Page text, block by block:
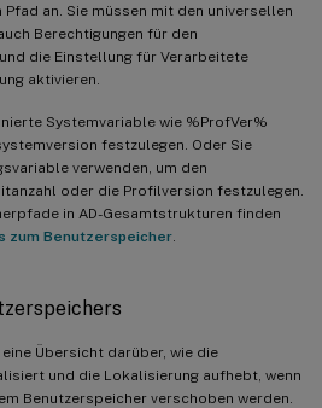
Pfad an. Sie müssen mit den universellen
Berechtigungen für den
die Einstellung für Verarbeitete
aktivieren.
Systemvariable wie %ProfVer%
festzulegen. Oder Sie
verwenden, um den
oder die Profilversion festzulegen.
in AD-Gesamtstrukturen finden
zum Benutzerspeicher
Übersicht darüber, wie die
und die Lokalisierung aufhebt, wenn
Benutzerspeicher verschoben werden.